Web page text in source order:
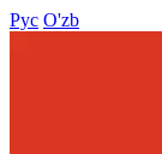
Рус O'zb